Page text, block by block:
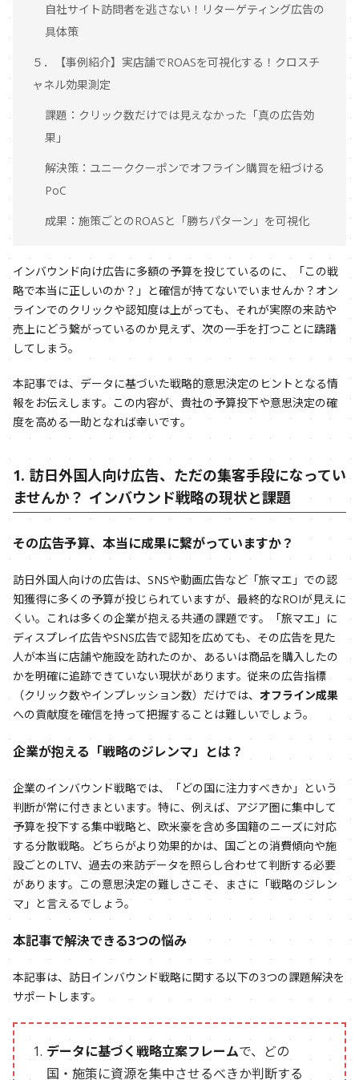
自社サイト訪問者を逃さない！リターゲティング広告の
具体策
５．【事例紹介】実店舗でROASを可視化する！クロスチ
ャネル効果測定
課題：クリック数だけでは見えなかった「真の広告効
果」
解決策：ユニーククーポンでオフライン購買を紐づける
PoC
成果：施策ごとのROASと「勝ちパターン」を可視化
インバウンド向け広告に多額の予算を投じているのに、「この戦
略で本当に正しいのか？」と確信が持てないでいませんか？オン
ラインでのクリックや認知度は上がっても、それが実際の来訪や
売上にどう繋がっているのか見えず、次の一手を打つことに躊躇
してしまう。
本記事では、データに基づいた戦略的意思決定のヒントとなる情
報をお伝えします。この内容が、貴社の予算投下や意思決定の確
度を高める一助となれば幸いです。
1. 訪日外国人向け広告、ただの集客手段になってい
ませんか？ インバウンド戦略の現状と課題
その広告予算、本当に成果に繋がっていますか？
訪日外国人向けの広告は、SNSや動画広告など「旅マエ」での認
知獲得に多くの予算が投じられていますが、最終的なROIが見えに
くい。これは多くの企業が抱える共通の課題です。「旅マエ」に
ディスプレイ広告やSNS広告で認知を広めても、その広告を見た
人が本当に店舗や施設を訪れたのか、あるいは商品を購入したの
かを明確に追跡できていない現状があります。従来の広告指標
（クリック数やインプレッション数）だけでは、 オフライン成果
への貢献度を確信を持って把握することは難しいでしょう。
企業が抱える「戦略のジレンマ」とは？
企業のインバウンド戦略では、「どの国に注力すべきか」という
判断が常に付きまといます。特に、例えば、アジア圏に集中して
予算を投下する集中戦略と、欧米豪を含め多国籍のニーズに対応
する分散戦略。どちらがより効果的かは、国ごとの消費傾向や施
設ごとのLTV、過去の来訪データを照らし合わせて判断する必要
があります。この意思決定の難しさこそ、まさに「戦略のジレン
マ」と言えるでしょう。
本記事で解決できる3つの悩み
本記事は、訪日インバウンド戦略に関する以下の3つの課題解決を
サポートします。
データに基づく戦略立案フレームで、どの
国・施策に資源を集中させるべきか判断する